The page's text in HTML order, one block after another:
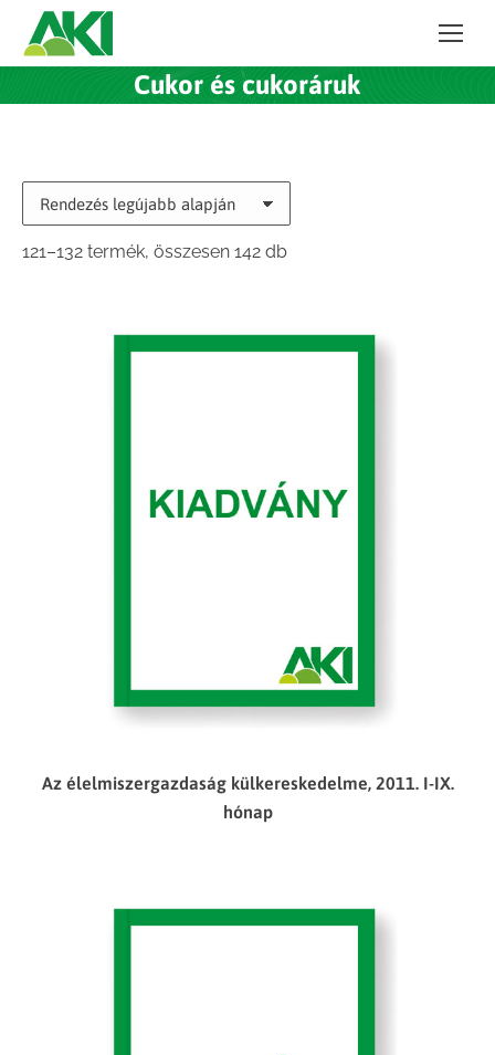
Cukor és cukoráruk
121–132 termék, összesen 142 dbSorted
Az élelmiszergazdaság külkereskedelme, 2011. I-IX.
hónap